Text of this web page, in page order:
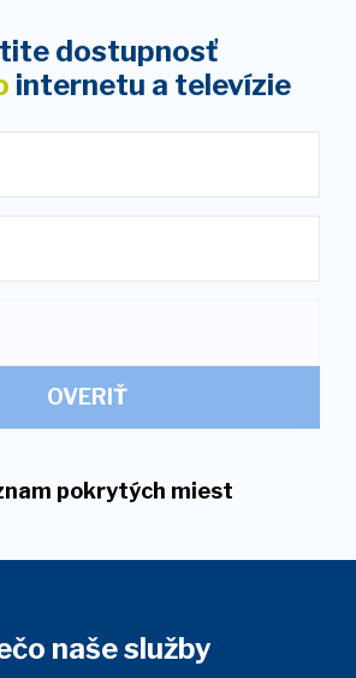
dostupnosť
internetu a televízie
OVERIŤ
pokrytých miest
naše služby